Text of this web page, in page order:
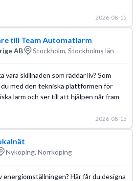
2026-08-15
till Team Automatlarm
AB Stockholm, Stockholms län
skillnaden som räddar liv? Som
med den tekniska plattformen för
larm och ser till att hjälpen når fram
2026-08-15
Nyköping, Norrköping
energiomställningen? Här får du designa